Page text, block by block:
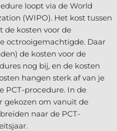
loopt via de World
(WIPO). Het kost tussen
de kosten voor de
octrooigemachtigde. Daar
de kosten voor de
nog bij, en de kosten
hangen sterk af van je
PCT-procedure. In de
gekozen om vanuit de
naar de PCT-